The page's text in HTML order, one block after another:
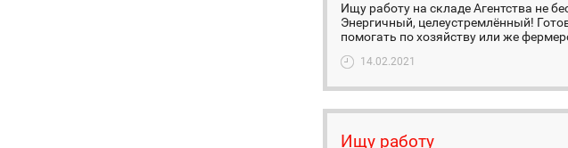
Ищу работу на складе Агентства не
Энергичный, целеустремлённый!
помогать по хозяйству или же
14.02.2021
Ищу работу